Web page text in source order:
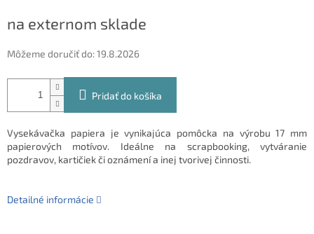
cena:
na externom sklade
Môžeme doručiť do:19.8.2026
Pridať do košíka
Vysekávačka papiera je vynikajúca pomôcka na výrobu 17 mm
papierových motívov. Ideálne na scrapbooking, vytváranie
pozdravov, kartičiek či oznámení a inej tvorivej činnosti.
Detailné informácie